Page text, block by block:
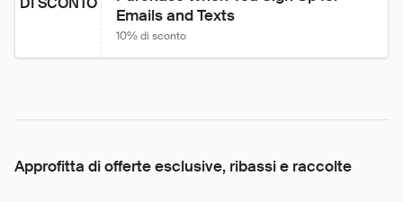
Emails and Texts
10% di sconto
Approfitta di offerte esclusive, ribassi e raccolte